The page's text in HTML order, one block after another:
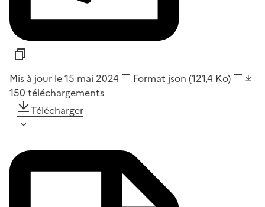
Mis à jour le 15 mai 2024 Format json (121,4 Ko)
150 téléchargements
Télécharger